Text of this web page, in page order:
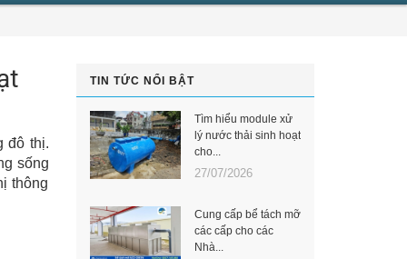
đô thị.
sống
thông
TIN TỨC NỔI BẬT
Tìm hiểu module xử
lý nước thải sinh hoạt
cho...
27/07/2026
Cung cấp bể tách mỡ
các cấp cho các
Nhà...